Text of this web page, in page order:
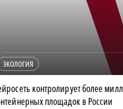
ЭКОЛОГИЯ
контролирует более
площадок в России